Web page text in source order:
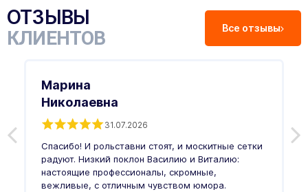
ОТЗЫВЫ
КЛИЕНТОВ Все отзывы
Марина
Николаевна
31.07.2026
Спасибо! И рольставни стоят, и москитные сетки
радуют. Низкий поклон Василию и Виталию:
настоящие профессионалы, скромные,
вежливые, с отличным чувством юмора.